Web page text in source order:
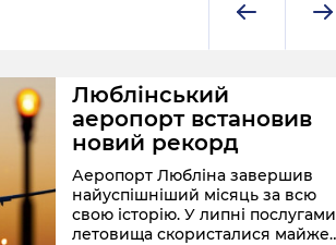
Люблінський
аеропорт встановив
новий рекорд
Аеропорт Любліна завершив
найуспішніший місяць за всю
свою історію. У липні послугами
летовища скористалися майже